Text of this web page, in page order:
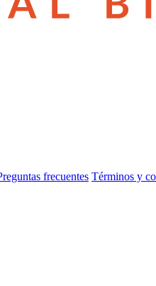
frecuentes Términos y